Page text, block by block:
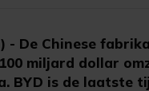
- De Chinese
miljard dollar
BYD is de laatste